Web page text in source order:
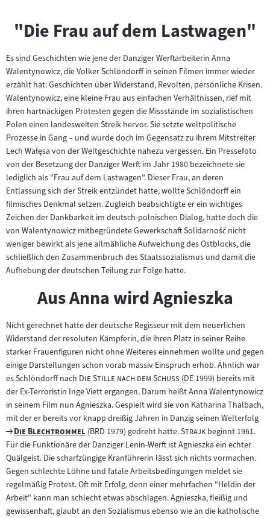
"Die Frau auf dem Lastwagen"
Es sind Geschichten wie jene der Danziger Werftarbeiterin Anna
Walentynowicz, die Volker Schlöndorff in seinen Filmen immer wieder
erzählt hat: Geschichten über Widerstand, Revolten, persönliche Krisen.
Walentynowicz, eine kleine Frau aus einfachen Verhältnissen, rief mit
ihren hartnäckigen Protesten gegen die Missstände im sozialistischen
Polen einen landesweiten Streik hervor. Sie setzte weltpolitische
Prozesse in Gang – und wurde doch im Gegensatz zu ihrem Mitstreiter
Lech Wałęsa von der Weltgeschichte nahezu vergessen. Ein Pressefoto
von der Besetzung der Danziger Werft im Jahr 1980 bezeichnete sie
lediglich als "Frau auf dem Lastwagen". Dieser Frau, an deren
Entlassung sich der Streik entzündet hatte, wollte Schlöndorff ein
filmisches Denkmal setzen. Zugleich beabsichtigte er ein wichtiges
Zeichen der Dankbarkeit im deutsch-polnischen Dialog, hatte doch die
von Walentynowicz mitbegründete Gewerkschaft Solidarność nicht
weniger bewirkt als jene allmähliche Aufweichung des Ostblocks, die
schließlich den Zusammenbruch des Staatssozialismus und damit die
Aufhebung der deutschen Teilung zur Folge hatte.
Aus Anna wird Agnieszka
Nicht gerechnet hatte der deutsche Regisseur mit dem neuerlichen
Widerstand der resoluten Kämpferin, die ihren Platz in seiner Reihe
starker Frauenfiguren nicht ohne Weiteres einnehmen wollte und gegen
einige Darstellungen schon vorab massiv Einspruch erhob. Ähnlich war
es Schlöndorff nach "Die Stille nach dem Schuss "(DE 1999) bereits mit
der Ex-Terroristin Inge Viett ergangen. Darum heißt Anna Walentynowicz
in seinem Film nun Agnieszka. Gespielt wird sie von Katharina Thalbach,
mit der er bereits vor knapp dreißig Jahren in Danzig seinen Welterfolg
Zum
Filmarchiv:
"
Die Blechtrommel "(BRD 1979) gedreht hatte."
Strajk"beginnt 1961.
Für die Funktionäre der Danziger Lenin-Werft ist Agnieszka ein echter
Quälgeist. Die scharfzüngige Kranführerin lässt sich nichts vormachen.
Gegen schlechte Löhne und fatale Arbeitsbedingungen meldet sie
regelmäßig Protest. Oft mit Erfolg, denn einer mehrfachen "Heldin der
Arbeit" kann man schlecht etwas abschlagen. Agnieszka, fleißig und
gewissenhaft, glaubt an den Sozialismus ebenso wie an die katholische